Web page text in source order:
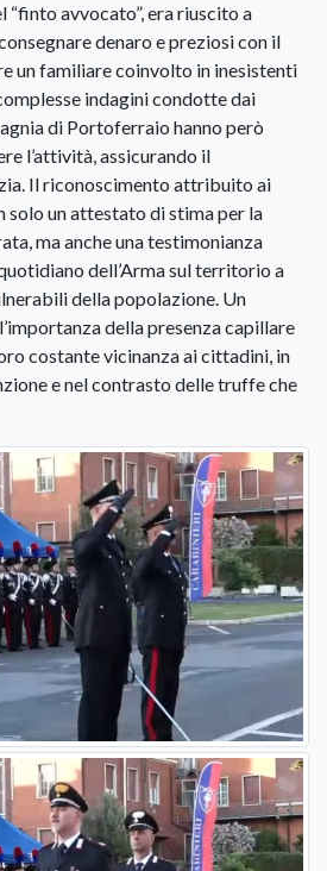
“finto avvocato”, era riuscito a
denaro e preziosi con il
un familiare coinvolto in inesistenti
indagini condotte dai
di Portoferraio hanno però
l’attività, assicurando il
Il riconoscimento attribuito ai
solo un attestato di stima per la
ma anche una testimonianza
dell’Arma sul territorio a
della popolazione. Un
della presenza capillare
costante vicinanza ai cittadini, in
e nel contrasto delle truffe che